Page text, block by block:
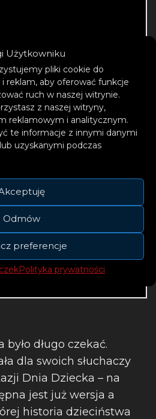
Użytkowniku
pliki cookie do
reklam, aby oferować funkcje
ruch w naszej witrynie.
z naszej witryny,
reklamowym i analitycznym.
te informacje z innymi danymi
uzyskanymi podczas
Odmów
preferencje
Polityka prywatności
długo czekać.
dla swoich słuchaczy
Dnia Dziecka – na
jest już wersja a
historia dzieciństwa